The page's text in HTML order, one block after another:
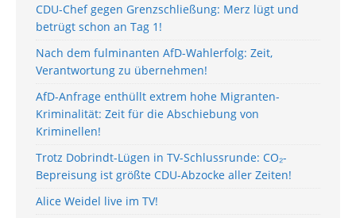
CDU-Chef gegen Grenzschließung: Merz lügt und
betrügt schon an Tag 1!
Nach dem fulminanten AfD-Wahlerfolg: Zeit,
Verantwortung zu übernehmen!
AfD-Anfrage enthüllt extrem hohe Migranten-
Kriminalität: Zeit für die Abschiebung von
Kriminellen!
Trotz Dobrindt-Lügen in TV-Schlussrunde: CO₂-
Bepreisung ist größte CDU-Abzocke aller Zeiten!
Alice Weidel live im TV!